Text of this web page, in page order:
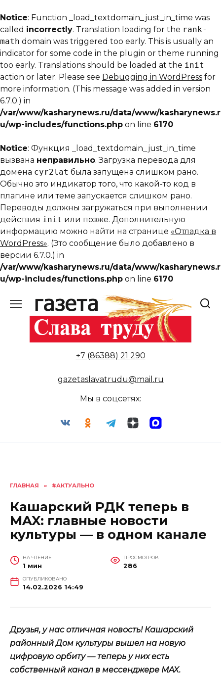
Notice: Function _load_textdomain_just_in_time was
called incorrectly. Translation loading for the rank-
math domain was triggered too early. This is usually an
indicator for some code in the plugin or theme running
too early. Translations should be loaded at the init
action or later. Please see Debugging in WordPress for
more information. (This message was added in version
6.7.0.) in
/var/www/kasharynews.ru/data/www/kasharynews.r
u/wp-includes/functions.php on line 6170
Notice: Функция _load_textdomain_just_in_time
вызвана неправильно. Загрузка перевода для
домена cyr2lat была запущена слишком рано.
Обычно это индикатор того, что какой-то код в
плагине или теме запускается слишком рано.
Переводы должны загружаться при выполнении
действия init или позже. Дополнительную
информацию можно найти на странице «Отладка в
WordPress». (Это сообщение было добавлено в
версии 6.7.0.) in
/var/www/kasharynews.ru/data/www/kasharynews.r
u/wp-includes/functions.php on line 6170
содержанию
+7 (86388) 21 290
gazetaslavatrudu@mail.ru
Мы в соцсетях:
ГЛАВНАЯ » #АКТУАЛЬНО
Кашарский РДК теперь в
MAX: главные новости
культуры — в одном канале
НА ЧТЕНИЕ
1 мин
ПРОСМОТРОВ
286
ОПУБЛИКОВАНО
14.02.2026 14:49
Друзья, у нас отличная новость! Кашарский
районный Дом культуры вышел на новую
цифровую орбиту — теперь у них есть
собственный канал в мессенджере MAX.